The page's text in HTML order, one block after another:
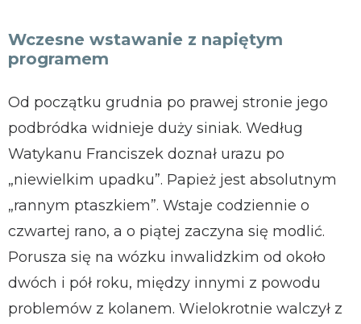
Wczesne wstawanie z napiętym
programem
Od początku grudnia po prawej stronie jego
podbródka widnieje duży siniak. Według
Watykanu Franciszek doznał urazu po
„niewielkim upadku”. Papież jest absolutnym
„rannym ptaszkiem”. Wstaje codziennie o
czwartej rano, a o piątej zaczyna się modlić.
Porusza się na wózku inwalidzkim od około
dwóch i pół roku, między innymi z powodu
problemów z kolanem. Wielokrotnie walczył z